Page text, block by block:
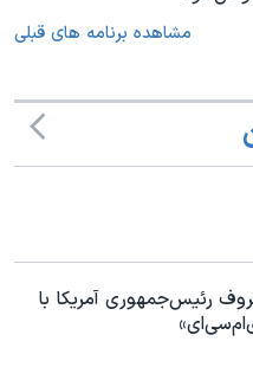
مشاهده برنامه های قبلی
رئیس‌جمهوری آمریکا با